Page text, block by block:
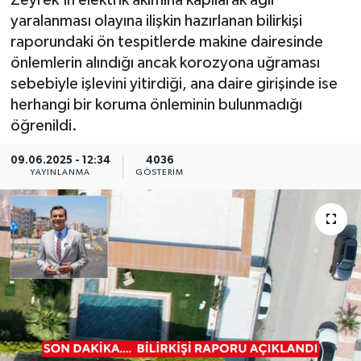
yaralanması olayına ilişkin hazırlanan bilirkişi
raporundaki ön tespitlerde makine dairesinde
önlemlerin alındığı ancak korozyona uğraması
sebebiyle işlevini yitirdiği, ana daire girişinde ise
herhangi bir koruma önleminin bulunmadığı
öğrenildi.
09.06.2025 - 12:34
YAYINLANMA
4036
GÖSTERIM
KÜLTÜR SANAT
YAŞAM
LIFE
SARIGÖL
SARUHANLI
SELENDİ
DEMİRCİ
GÖLMARMARA
GÖRDES
KÖPRÜBAŞI
SOMA
KÖPRÜBAŞI
KULA
SALİHLİ
SARUHANLI
ŞEHZADELER
SELENDİ
SOMA
TURGUTLU
EKONOMİ
EĞİTİM
KÜLTÜR SANAT
YAŞAM
LIFE
BİLİM VE TEKNOLOJİ
YAZARLAR
MANİSA'NIN YÖRESEL LEZZETLERİ